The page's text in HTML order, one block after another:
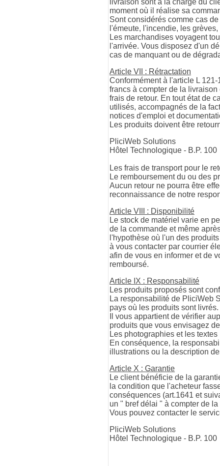
livraison sont à la charge du
moment où il réalise sa
Sont considérés comme cas
l'émeute, l'incendie, les
Les marchandises voyagent
l'arrivée. Vous disposez d'un
cas de manquant ou de
Article VII : Rétractation
Conformément à l'article L
francs à compter de la
frais de retour. En tout état de
utilisés, accompagnés de la
notices d'emploi et
Les produits doivent être
PliciWeb Solutions
Hôtel Technologique - B.P.
Les frais de transport pour le
Le remboursement du ou des
Aucun retour ne pourra être
reconnaissance de notre
Article VIII : Disponibilité
Le stock de matériel varie en
de la commande et même
l'hypothèse où l'un des
à vous contacter par courrier
afin de vous en informer et de
remboursé.
Article IX : Responsabilité
Les produits proposés sont
La responsabilité de PliciWeb
pays où les produits sont livrés.
Il vous appartient de vérifier
produits que vous envisagez
Les photographies et les
En conséquence, la
illustrations ou la description
Article X : Garantie
Le client bénéficie de la
la condition que l'acheteur
conséquences (art.1641 et
un " bref délai " à compter de
Vous pouvez contacter le
PliciWeb Solutions
Hôtel Technologique - B.P.